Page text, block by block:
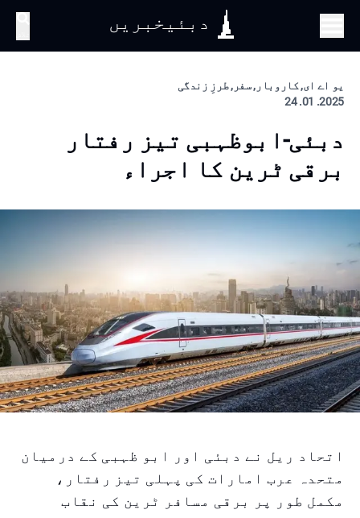
دبئیخبریں
یو اے ای, کاروبار, سفر, طرزِ زندگی
2025. 01. 24
دبئی-ابوظہبی تیز رفتار
برقی ٹرین کا اجراء
اتحاد ریل نے دبئی اور ابو ظہبی کے درمیان
متحدہ عرب امارات کی پہلی تیز رفتار،
مکمل طور پر برقی مسافر ٹرین کی نقاب